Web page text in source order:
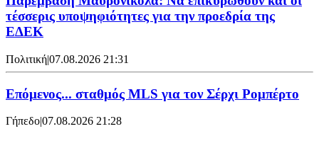
τέσσερις υποψηφιότητες για την προεδρία της
ΕΔΕΚ
Πολιτική|07.08.2026 21:31
Επόμενος... σταθμός MLS για τον Σέρχι Ρομπέρτο
Γήπεδο|07.08.2026 21:28